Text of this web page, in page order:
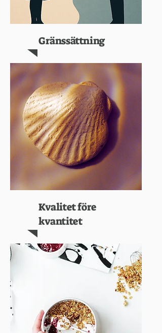
Gränssättning
Kvalitet före
kvantitet